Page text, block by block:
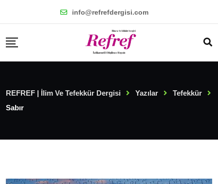
content
info@refrefdergisi.com
REFREF | İlim Ve Tefekkür Dergisi Yazılar
Tefekkür
Sabır